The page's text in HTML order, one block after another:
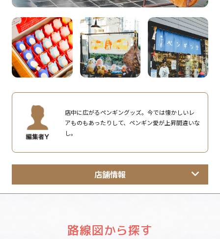
店中に広がるペンギングッズ。今では懐かしいレ
アものもあったりして、ペンギン愛が上昇間違いな
し。
店舗情報
路線図から探す